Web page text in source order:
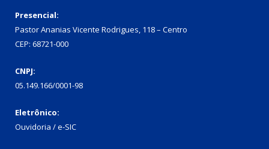
Presencial:
Pastor Ananias Vicente Rodrigues, 118 – Centro
CEP: 68721-000
CNPJ:
05.149.166/0001-98
Eletrônico:
Ouvidoria / e-SIC